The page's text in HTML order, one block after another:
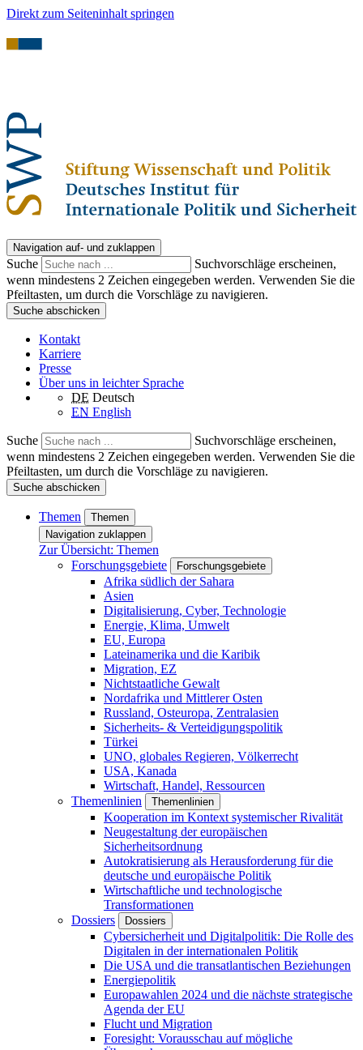
Direkt zum Seiteninhalt springen
Navigation auf- und zuklappen
Suche
Suchvorschläge erscheinen,
wenn mindestens 2 Zeichen eingegeben werden. Verwenden Sie die
Pfeiltasten, um durch die Vorschläge zu navigieren.
Suche abschicken
Kontakt
Karriere
Presse
Über uns in leichter Sprache
DE Deutsch
EN English
Suche
Suchvorschläge erscheinen,
wenn mindestens 2 Zeichen eingegeben werden. Verwenden Sie die
Pfeiltasten, um durch die Vorschläge zu navigieren.
Suche abschicken
Themen
Themen
Navigation zuklappen
Zur Übersicht: Themen
Forschungsgebiete
Forschungsgebiete
Afrika südlich der Sahara
Asien
Digitalisierung, Cyber, Technologie
Energie, Klima, Umwelt
EU, Europa
Lateinamerika und die Karibik
Migration, EZ
Nichtstaatliche Gewalt
Nordafrika und Mittlerer Osten
Russland, Osteuropa, Zentralasien
Sicherheits- & Verteidigungspolitik
Türkei
UNO, globales Regieren, Völkerrecht
USA, Kanada
Wirtschaft, Handel, Ressourcen
Themenlinien
Themenlinien
Kooperation im Kontext systemischer Rivalität
Neugestaltung der europäischen
Sicherheitsordnung
Autokratisierung als Herausforderung für die
deutsche und europäische Politik
Wirtschaftliche und technologische
Transformationen
Dossiers
Dossiers
Cybersicherheit und Digitalpolitik: Die Rolle des
Digitalen in der internationalen Politik
Die USA und die transatlantischen Beziehungen
Energiepolitik
Europawahlen 2024 und die nächste strategische
Agenda der EU
Flucht und Migration
Foresight: Vorausschau auf mögliche